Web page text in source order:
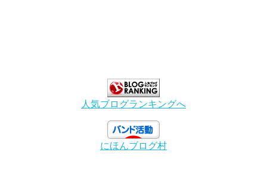
人気ブログランキングへ
にほんブログ村